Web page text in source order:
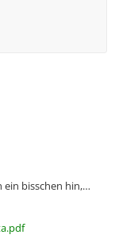
ein bisschen hin,…